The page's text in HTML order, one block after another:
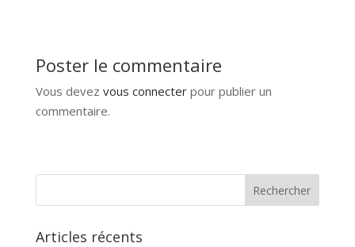
Poster le commentaire
Vous devez vous connecterpour publier un
commentaire.
Articles récents